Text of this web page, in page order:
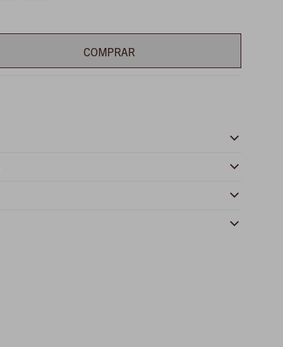
COMPRAR